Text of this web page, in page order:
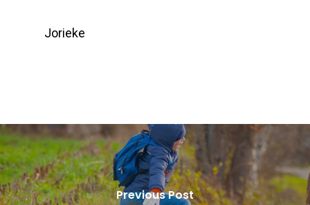
Jorieke
Previous Post